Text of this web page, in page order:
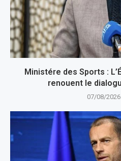
Ministére des Sports :
renouent le
07/08/2026